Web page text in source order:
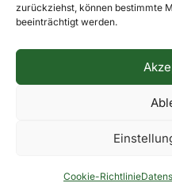
zurückziehst, können bestimmte
beeinträchtigt werden.
Cookie-Richtlinie
Impressum